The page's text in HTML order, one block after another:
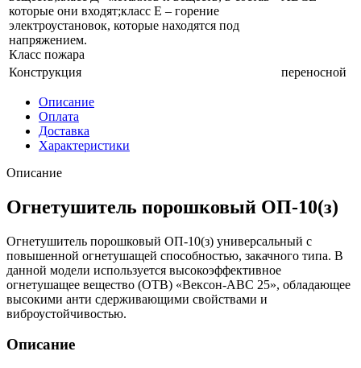
которые они входят;класс Е – горение
электроустановок, которые находятся под
напряжением.
Класс пожара
Конструкция переносной
Описание
Оплата
Доставка
Характеристики
Описание
Огнетушитель порошковый ОП-10(з)
Огнетушитель порошковый ОП-10(з) универсальный с
повышенной огнетушащей способностью, закачного типа. В
данной модели используется высокоэффективное
огнетушащее вещество (ОТВ) «Вексон-АВС 25», обладающее
высокими анти сдерживающими свойствами и
виброустойчивостью.
Описание